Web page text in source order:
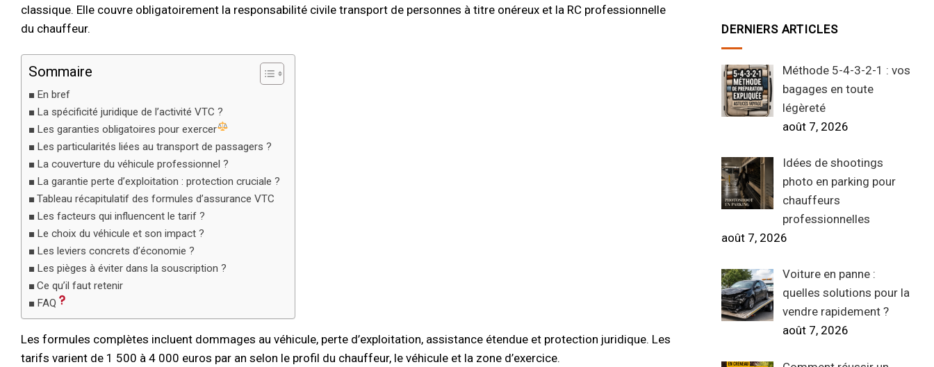
classique. Elle couvre obligatoirement la responsabilité civile transport de personnes à titre onéreux et la RC professionnelle
du chauffeur.
Sommaire
En bref
La spécificité juridique de l’activité VTC ?
Les garanties obligatoires pour exercer
Les particularités liées au transport de passagers ?
La couverture du véhicule professionnel ?
La garantie perte d’exploitation : protection cruciale ?
Tableau récapitulatif des formules d’assurance VTC
Les facteurs qui influencent le tarif ?
Le choix du véhicule et son impact ?
Les leviers concrets d’économie ?
Les pièges à éviter dans la souscription ?
Ce qu’il faut retenir
FAQ
Les formules complètes incluent dommages au véhicule, perte d’exploitation, assistance étendue et protection juridique. Les
tarifs varient de 1 500 à 4 000 euros par an selon le profil du chauffeur, le véhicule et la zone d’exercice.
DERNIERS ARTICLES
Méthode 5-4-3-2-1 : vos
bagages en toute
légèreté
août 7, 2026
Idées de shootings
photo en parking pour
chauffeurs
professionnelles
août 7, 2026
Voiture en panne :
quelles solutions pour la
vendre rapidement ?
août 7, 2026